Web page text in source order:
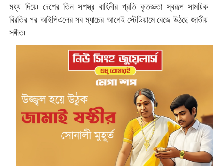
মধ্য দিয়ে৷ দেশের তিন সশস্ত্র বাহিনীর প্রতি কৃতজ্ঞতা স্বরূপ সাময়িক
বিরতির পর আইপিএলের সব ম্যাচের আগেই স্টেডিয়ামে বেজে উঠছে জাতীয়
সঙ্গীত৷